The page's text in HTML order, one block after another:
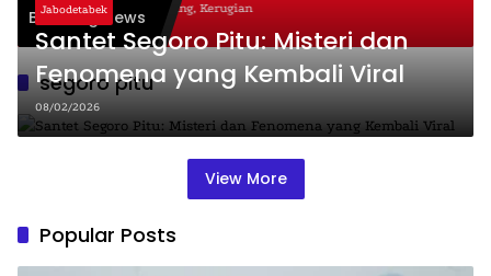
Breaking News
Nanjak, Masuk ke Jurang, Kerugian
segoro pitu
Jabodetabek
Santet Segoro Pitu: Misteri dan
Fenomena yang Kembali Viral
08/02/2026
View More
Popular Posts